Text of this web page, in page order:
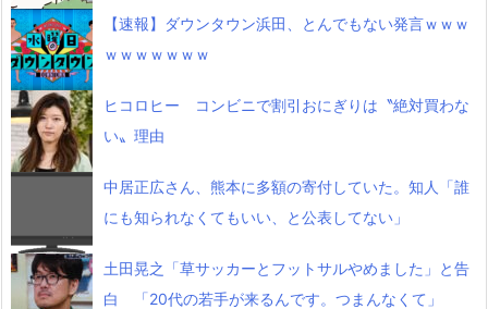
【速報】ダウンタウン浜田、とんでもない発言ｗｗｗ
ｗｗｗｗｗｗｗ
ヒコロヒー コンビニで割引おにぎりは〝絶対買わな
い〟理由
中居正広さん、熊本に多額の寄付していた。知人「誰
にも知られなくてもいい、と公表してない」
土田晃之「草サッカーとフットサルやめました」と告
白 「20代の若手が来るんです。つまんなくて」